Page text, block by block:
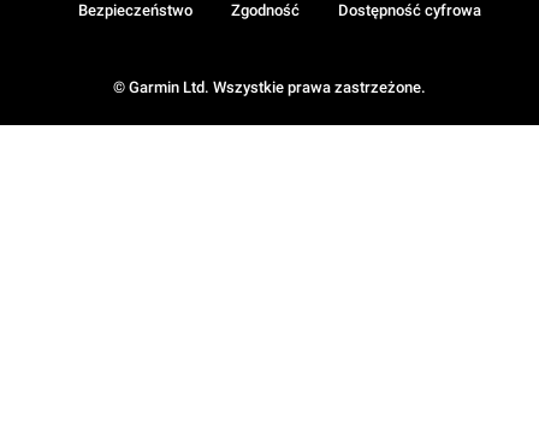
© Garmin Ltd. Wszystkie prawa zastrzeżone.
Bezpieczeństwo Zgodność Dostępność cyfrowa